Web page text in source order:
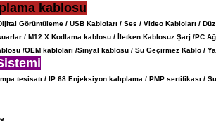
kablosu
Görüntüleme / USB Kabloları / Ses / Video Kabloları /
/ M12 X Kodlama kablosu / İletken Kablosuz Şarj /PC
/OEM kabloları /Sinyal kablosu / Su Geçirmez Kablo /
tesisatı / IP 68 Enjeksiyon kalıplama / PMP sertifikası /